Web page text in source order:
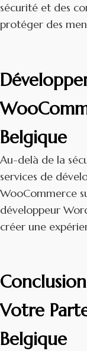
sécurité et des
protéger des
Belgique
Au-delà de la
services de
WooCommerce
développeur
créer une
Votre
Belgique